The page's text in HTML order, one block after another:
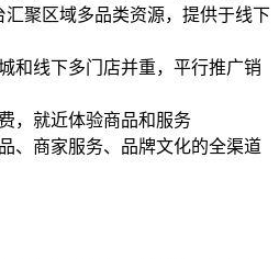
汇聚区域多品类资源，提供于线下
和线下多门店并重，平行推广销
，就近体验商品和服务
、商家服务、品牌文化的全渠道